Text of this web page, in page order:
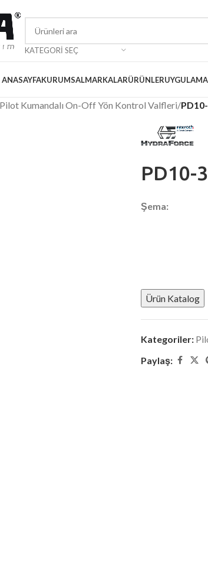
KATEGORI SEÇ
ANASAYFAKURUMSALMARKALARÜRÜNLER
Pilot Kumandalı On-Off Yön Kontrol Valfleri/
PD10-
Şema:
Ürün Katalog
Kategoriler:
Paylaş: